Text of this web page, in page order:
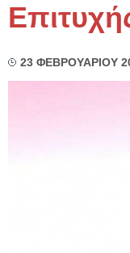
23 ΦΕΒΡΟΥΑΡΙΟΥ